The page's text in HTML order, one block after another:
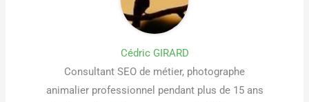
Cédric GIRARD
Consultant SEO de métier, photographe
animalier professionnel pendant plus de 15 ans